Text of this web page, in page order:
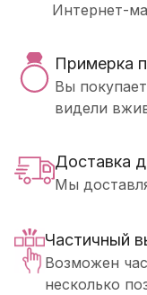
Интернет-
Примерка
Вы
видели
Доставка
Мы
Частичный
Возможен
несколько